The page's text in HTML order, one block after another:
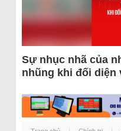
Sự nhục nhã của
nhũng khi đối diện